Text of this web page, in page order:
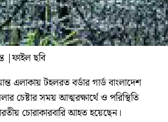
|ফাইল ছবি
এলাকায় টহলরত বর্ডার গার্ড বাংলাদেশ
চেষ্টার সময় আত্মরক্ষার্থে ও পরিস্থিতি
চোরাকারবারি আহত হয়েছেন।